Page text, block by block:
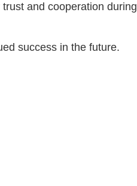
and cooperation during
success in the future.